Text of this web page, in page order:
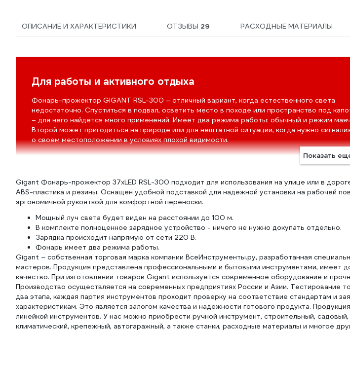
ОПИСАНИЕ И ХАРАКТЕРИСТИКИ ОТЗЫВЫ 29 РАСХОДНЫЕ МАТЕРИАЛЫ
Для работы и активного отдыха
Фонарь-прожектор GIGANT RSL-300 – отличный вариант, когда естественного света
недостаточно. Спуститься в подвал, осветить место в походе или пространство под
– для него найдется много применений. Имеет два режима работы: обычный и режим
Второй может пригодиться на природе или для нештатной ситуации, когда нужно
о своем местоположении в условиях плохой видимости.
Светит как
37 светодиодов и
температура
аналогичные
емкостью 2 Ач.
прикуривателя
Важные
Показать
Gigant Фонарь-прожектор 37хLED RSL-300 подходит для использования на улице или в
ABS-пластика и резины. Оснащен удобной подставкой для надежной установки на рабочей
эргономичной рукояткой для комфортной переноски.
Мощный луч света будет виден на расстоянии до 100 м.
В комплекте полноценное зарядное устройство - ничего не нужно докупать отдельно.
Зарядка происходит напрямую от сети 220 В.
Фонарь имеет два режима работы.
Gigant – собственная торговая марка компании ВсеИнструменты.ру, разработанная
мастеров. Продукция представлена профессиональными и бытовыми инструментами, имеет
качество. При изготовлении товаров Gigant используется современное оборудование и
Производство осуществляется на современных предприятиях России и Азии. Тестирование
два этапа, каждая партия инструментов проходит проверку на соответствие стандартам и
характеристикам. Это является залогом качества и надежности готового продукта.
линейкой инструментов. У нас можно приобрести ручной инструмент, строительный, садовый,
климатический, крепежный, автогаражный, а также станки, расходные материалы и многое